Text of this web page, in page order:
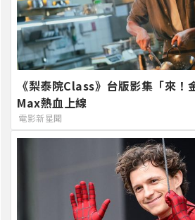
《梨泰院Class》台版影集「來！
Max熱血上線
電影新星聞